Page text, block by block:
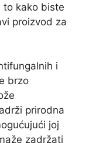
to kako biste
proizvod za
i
brzo
prirodna
joj
zadržati